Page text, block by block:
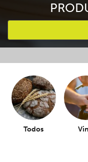
Favourites
Todos